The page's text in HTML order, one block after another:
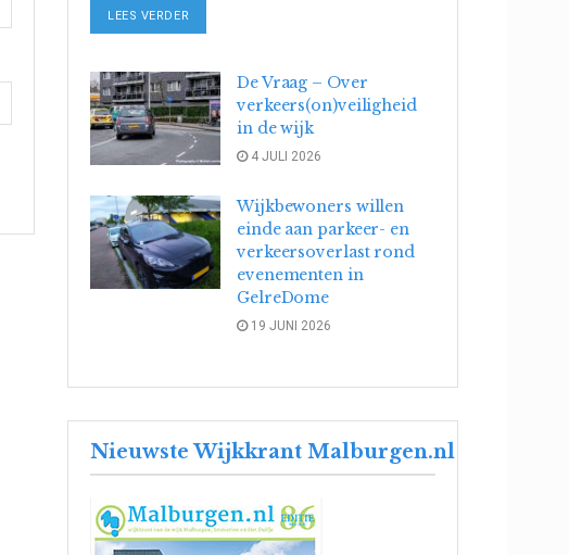
LEES VERDER
De Vraag – Over
verkeers(on)veiligheid
in de wijk
4 JULI 2026
Wijkbewoners willen
einde aan parkeer- en
verkeersoverlast rond
evenementen in
GelreDome
19 JUNI 2026
Nieuwste Wijkkrant Malburgen.nl